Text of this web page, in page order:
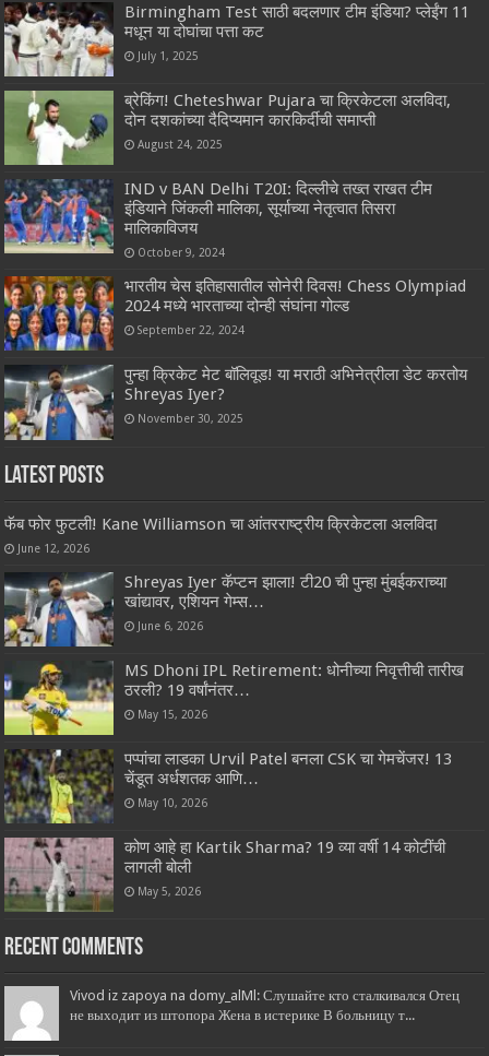
Birmingham Test साठी बदलणार टीम इंडिया? प्लेईंग 11
मधून या दोघांचा पत्ता कट
July 1, 2025
ब्रेकिंग! Cheteshwar Pujara चा क्रिकेटला अलविदा,
दोन दशकांच्या दैदिप्यमान कारकिर्दीची समाप्ती
August 24, 2025
IND v BAN Delhi T20I: दिल्लीचे तख्त राखत टीम
इंडियाने जिंकली मालिका, सूर्याच्या नेतृत्वात तिसरा
मालिकाविजय
October 9, 2024
भारतीय चेस इतिहासातील सोनेरी दिवस! Chess Olympiad
2024 मध्ये भारताच्या दोन्ही संघांना गोल्ड
September 22, 2024
पुन्हा क्रिकेट मेट बॉलिवूड! या मराठी अभिनेत्रीला डेट करतोय
Shreyas Iyer?
November 30, 2025
Latest Posts
फॅब फोर फुटली! Kane Williamson चा आंतरराष्ट्रीय क्रिकेटला अलविदा
June 12, 2026
Shreyas Iyer कॅप्टन झाला! टी20 ची पुन्हा मुंबईकराच्या
खांद्यावर, एशियन गेम्स…
June 6, 2026
MS Dhoni IPL Retirement: धोनीच्या निवृत्तीची तारीख
ठरली? 19 वर्षांनंतर…
May 15, 2026
पप्पांचा लाडका Urvil Patel बनला CSK चा गेमचेंजर! 13
चेंडूत अर्धशतक आणि…
May 10, 2026
कोण आहे हा Kartik Sharma? 19 व्या वर्षी 14 कोटींची
लागली बोली
May 5, 2026
Recent Comments
Vivod iz zapoya na domy_alMl: Слушайте кто сталкивался Отец
не выходит из штопора Жена в истерике В больницу т...